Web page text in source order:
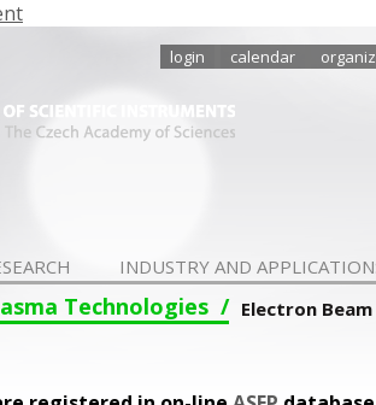
login calendar
INDUSTRY AND
Technologies Electron